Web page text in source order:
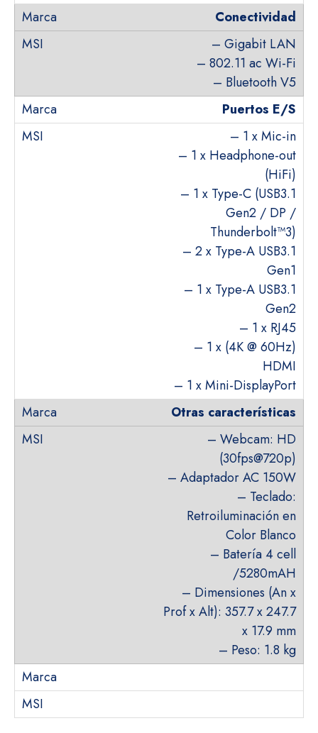
Conectividad
– Gigabit LAN
– 802.11 ac Wi-Fi
– Bluetooth V5
Puertos E/S
– 1 x Mic-in
– 1 x Headphone-out
(HiFi)
– 1 x Type-C (USB3.1
Gen2 / DP /
Thunderbolt™3)
– 2 x Type-A USB3.1
Gen1
– 1 x Type-A USB3.1
Gen2
– 1 x RJ45
– 1 x (4K @ 60Hz)
HDMI
– 1 x Mini-DisplayPort
Otras características
– Webcam: HD
(30fps@720p)
– Adaptador AC 150W
– Teclado:
Retroiluminación en
Color Blanco
– Batería 4 cell
/5280mAH
– Dimensiones (An x
Prof x Alt): 357.7 x 247.7
x 17.9 mm
– Peso: 1.8 kg